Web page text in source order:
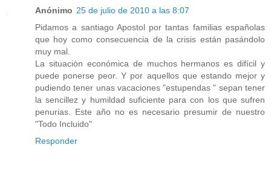
Anónimo 25 de julio de 2010 a las 8:07
Pidamos a santiago Apostol por tantas familias españolas
que hoy como consecuencia de la crisis están pasándolo
muy mal.
La situaciòn económica de muchos hermanos es difícil y
puede ponerse peor. Y por aquellos que estando mejor y
pudiendo tener unas vacaciones "estupendas " sepan tener
la sencillez y humildad suficiente para con los que sufren
penurias. Este año no es necesario presumir de nuestro
"Todo Incluido"
Responder